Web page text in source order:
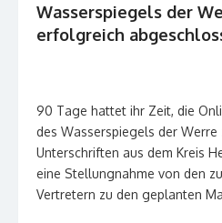
Wasserspiegels der
erfolgreich
90 Tage hattet ihr Zeit, die
des Wasserspiegels der Werre
Unterschriften aus dem Kreis
eine Stellungnahme von den
Vertretern zu den geplanten